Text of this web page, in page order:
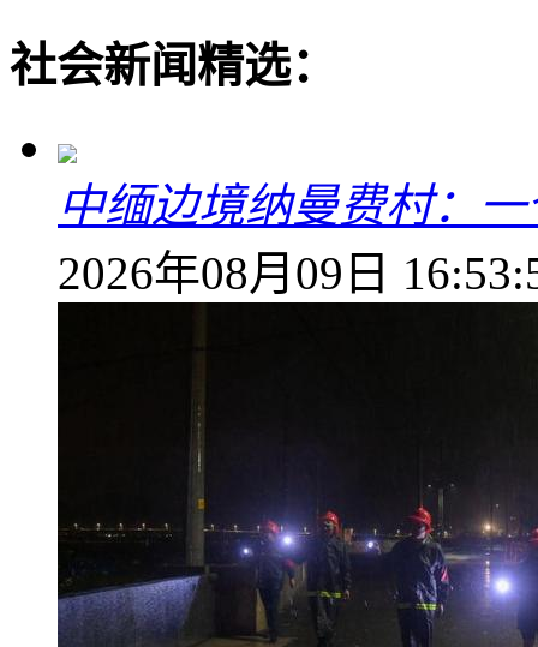
社会新闻精选：
中缅边境纳曼费村：
2026年08月09日